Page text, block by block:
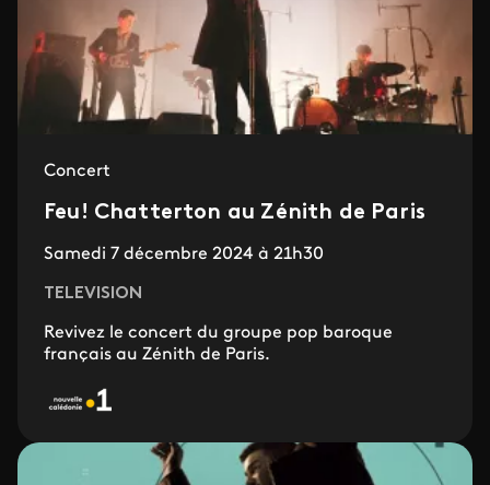
Concert
Feu! Chatterton au Zénith de Paris
Samedi 7 décembre 2024 à 21h30
TELEVISION
Revivez le concert du groupe pop baroque
français au Zénith de Paris.